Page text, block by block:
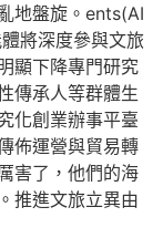
地盤旋。ents(AI
將深度參與文旅
顯下降專門研究
傳承人等群體生
化創業辦事平臺
佈運營與貿易轉
害了，他們的海
推進文旅立異由